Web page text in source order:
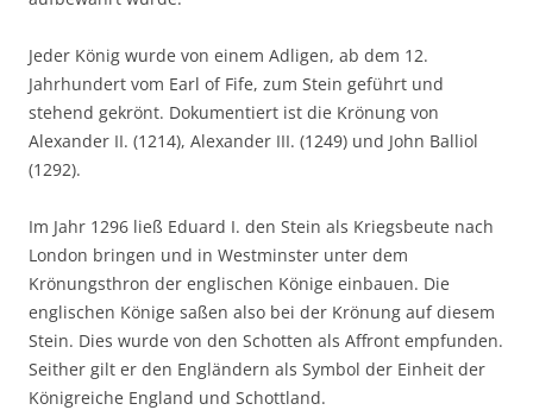
Jeder König wurde von einem Adligen, ab dem 12.
Jahrhundert vom Earl of Fife, zum Stein geführt und
stehend gekrönt. Dokumentiert ist die Krönung von
Alexander II. (1214), Alexander III. (1249) und John Balliol
(1292).
Im Jahr 1296 ließ Eduard I. den Stein als Kriegsbeute nach
London bringen und in Westminster unter dem
Krönungsthron der englischen Könige einbauen. Die
englischen Könige saßen also bei der Krönung auf diesem
Stein. Dies wurde von den Schotten als Affront empfunden.
Seither gilt er den Engländern als Symbol der Einheit der
Königreiche England und Schottland.